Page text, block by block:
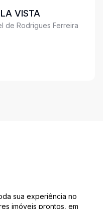
VISTA
de Rodrigues Ferreira
sua experiência no
imóveis prontos, em